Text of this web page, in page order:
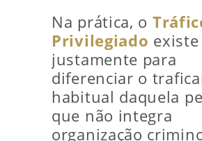
Na prática, o
Privilegiado existe
justamente para
diferenciar o
habitual daquela
que não integra
organização